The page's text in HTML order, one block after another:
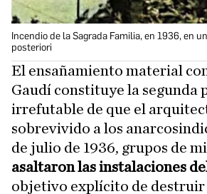
Incendio de la Sagrada Familia, en 1936, en
posteriori
El ensañamiento material
Gaudí constituye la segunda
irrefutable de que el
sobrevivido a los
de julio de 1936, grupos de
asaltaron las instalaciones
objetivo explícito de destruir